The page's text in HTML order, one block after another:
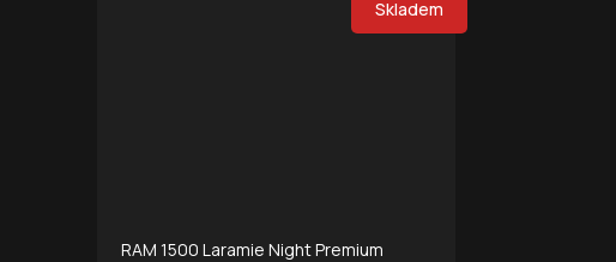
Skladem
RAM 1500 Laramie Night Premium